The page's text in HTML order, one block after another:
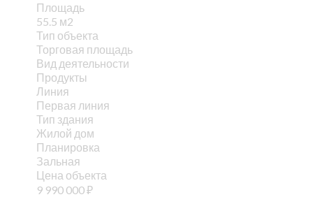
Площадь
55.5 м2
Тип объекта
Торговая площадь
Вид деятельности
Продукты
Линия
Первая линия
Тип здания
Жилой дом
Планировка
Зальная
Цена объекта
9 990 000₽